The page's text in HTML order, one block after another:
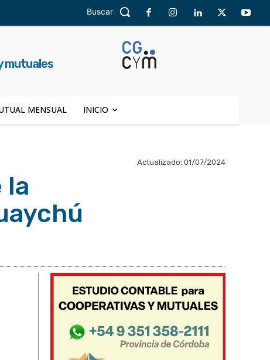
Buscar
mutuales
MENSUAL INICIO
Actualizado: 01/07/2024
la